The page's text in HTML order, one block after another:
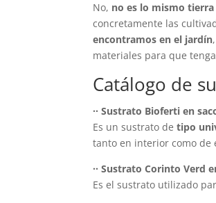
No, no es lo mismo
concretamente las
encontramos en el jardín
materiales para que
Catálogo de
·· Sustrato Bioferti en
Es un sustrato detipo
tanto en interior como de
·· Sustrato Corinto Verd
Es el sustrato utilizado